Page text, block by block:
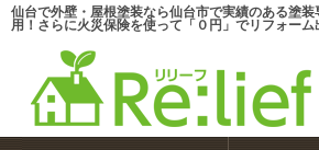
仙台で外壁・屋根塗装なら仙台市で実績のある塗
用！さらに火災保険を使って「０円」でリフォーム